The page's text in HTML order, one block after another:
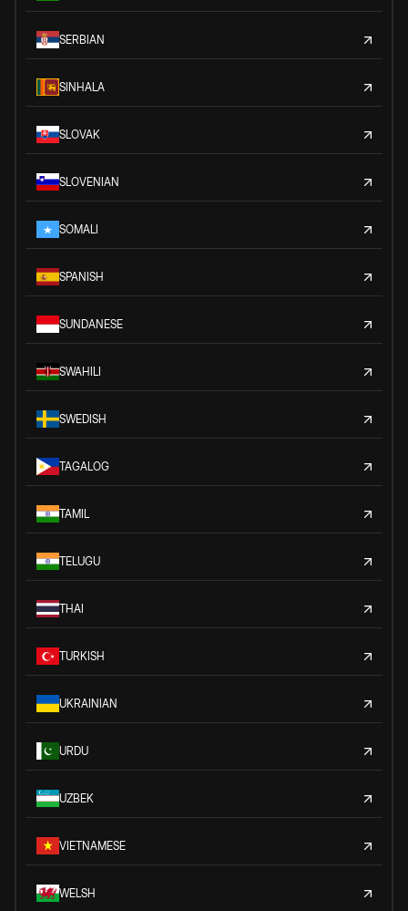
SERBIAN
SINHALA
SLOVAK
SLOVENIAN
SOMALI
SPANISH
SUNDANESE
SWAHILI
SWEDISH
TAGALOG
TAMIL
TELUGU
THAI
TURKISH
UKRAINIAN
URDU
UZBEK
VIETNAMESE
WELSH